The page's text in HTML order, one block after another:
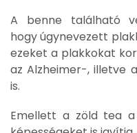
A benne található
hogy úgynevezett
ezeket a plakkokat
az Alzheimer-, illetve
is.
Emellett a zöld tea